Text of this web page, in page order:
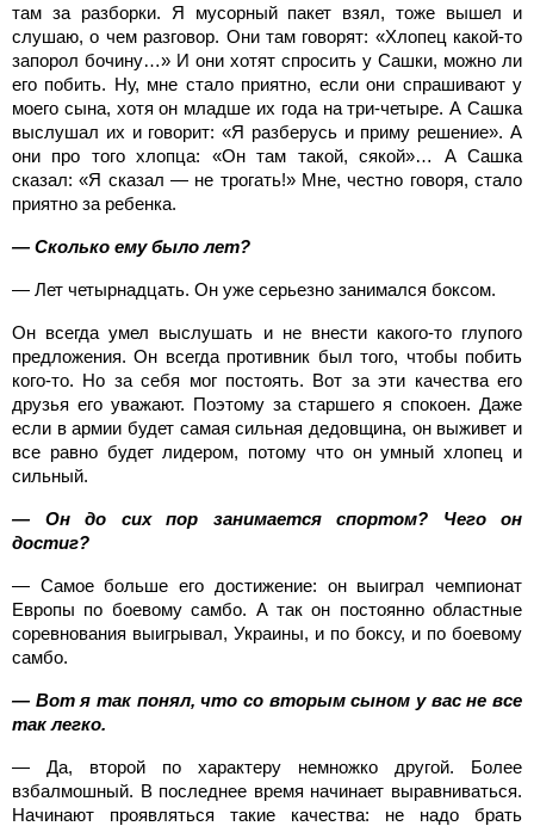
там за разборки. Я мусорный пакет взял, тоже вышел и
слушаю, о чем разговор. Они там говорят: «Хлопец какой-то
запорол бочину…» И они хотят спросить у Сашки, можно ли
его побить. Ну, мне стало приятно, если они спрашивают у
моего сына, хотя он младше их года на три-четыре. А Сашка
выслушал их и говорит: «Я разберусь и приму решение». А
они про того хлопца: «Он там такой, сякой»… А Сашка
сказал: «Я сказал — не трогать!» Мне, честно говоря, стало
приятно за ребенка.
— Сколько ему было лет?
— Лет четырнадцать. Он уже серьезно занимался боксом.
Он всегда умел выслушать и не внести какого-то глупого
предложения. Он всегда противник был того, чтобы побить
кого-то. Но за себя мог постоять. Вот за эти качества его
друзья его уважают. Поэтому за старшего я спокоен. Даже
если в армии будет самая сильная дедовщина, он выживет и
все равно будет лидером, потому что он умный хлопец и
сильный.
— Он до сих пор занимается спортом? Чего он
достиг?
— Самое больше его достижение: он выиграл чемпионат
Европы по боевому самбо. А так он постоянно областные
соревнования выигрывал, Украины, и по боксу, и по боевому
самбо.
— Вот я так понял, что со вторым сыном у вас не все
так легко.
— Да, второй по характеру немножко другой. Более
взбалмошный. В последнее время начинает выравниваться.
Начинают проявляться такие качества: не надо брать